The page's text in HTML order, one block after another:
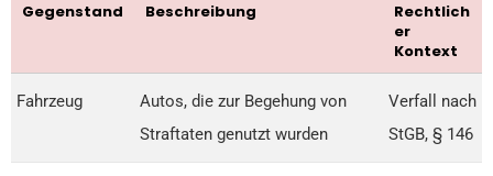
Gegenstand Beschreibung
Rechtlich
er
Kontext
Fahrzeug
Autos, die zur Begehung von
Straftaten genutzt wurden
Verfall nach
StGB, § 146